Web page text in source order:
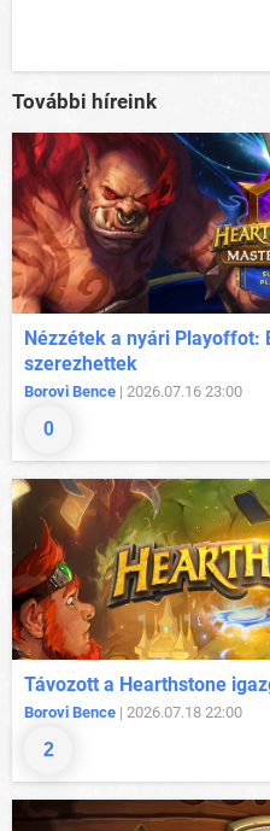
További híreink
0
Nézzétek a nyári Playoffot:
szerezhettek
Borovi Bence | 2026.07.16 23:00
2
Távozott a Hearthstone
Borovi Bence | 2026.07.18 22:00